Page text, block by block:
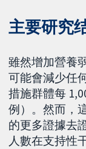
主要研究
雖然增加營養
可能會減少任
措施群體每
例）。然而，
的更多證據去
人數在支持性